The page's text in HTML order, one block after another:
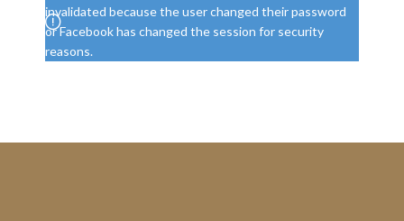
invalidated because the user changed their password
or Facebook has changed the session for security
reasons.